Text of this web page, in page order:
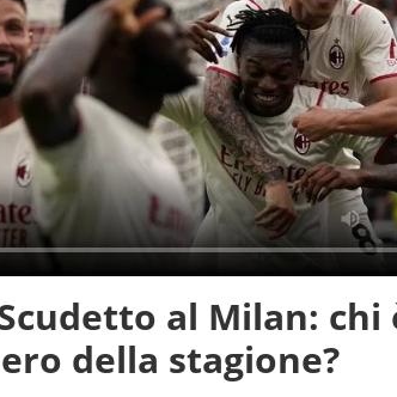
Scudetto al Milan: chi
della stagione?